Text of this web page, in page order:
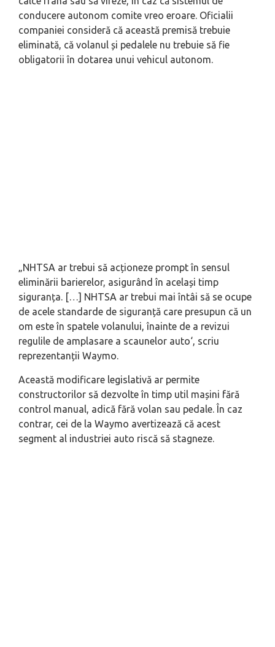
conducere autonom comite vreo eroare. Oficialii
companiei consideră că această premisă trebuie
eliminată, că volanul și pedalele nu trebuie să fie
obligatorii în dotarea unui vehicul autonom.
„NHTSA ar trebui să acționeze prompt în sensul
eliminării barierelor, asigurând în același timp
siguranța. […] NHTSA ar trebui mai întâi să se ocupe
de acele standarde de siguranță care presupun că un
om este în spatele volanului, înainte de a revizui
regulile de amplasare a scaunelor auto‘, scriu
reprezentanții Waymo.
Această modificare legislativă ar permite
constructorilor să dezvolte în timp util mașini fără
control manual, adică fără volan sau pedale. În caz
contrar, cei de la Waymo avertizează că acest
segment al industriei auto riscă să stagneze.